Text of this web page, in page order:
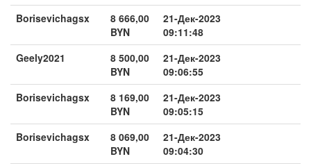
Borisevichagsx
8 666,00
BYN
21-Дек-2023
09:11:48
Geely2021
8 500,00
BYN
21-Дек-2023
09:06:55
Borisevichagsx
8 169,00
BYN
21-Дек-2023
09:05:15
Borisevichagsx
8 069,00
BYN
21-Дек-2023
09:04:30